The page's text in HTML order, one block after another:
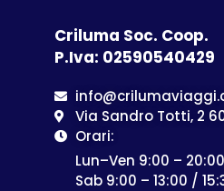
Criluma Soc. Coop.
P.Iva: 02590540429
Via Sandro Totti, 2
Orari:
Lun–Ven 9:00 – 20:00
Sab 9:00 – 13:00 /